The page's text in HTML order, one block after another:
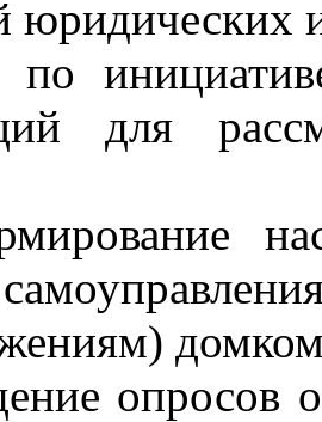
юридических
для
опросов